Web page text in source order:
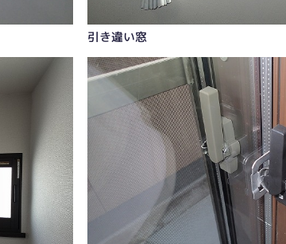
引き違い窓